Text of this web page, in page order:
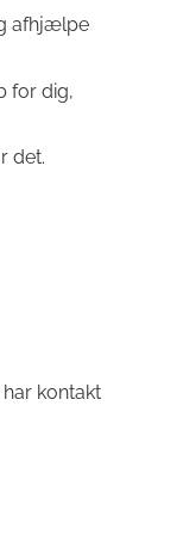
afhjælpe
for dig,
det.
kontakt